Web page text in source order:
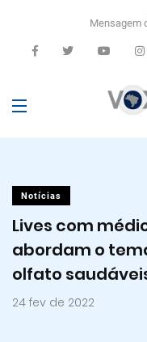
Mensagem
Notícias
Lives com
abordam o
olfato
24 fev de 2022